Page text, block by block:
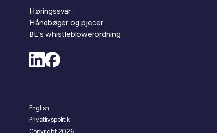
Høringssvar
Håndbøger og pjecer
BL's whistleblowerordning
English
Privatlivspolitik
Copyright 2026